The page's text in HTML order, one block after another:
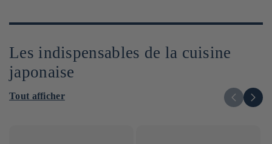
Les indispensables de la cuisine
japonaise
Tout afficher